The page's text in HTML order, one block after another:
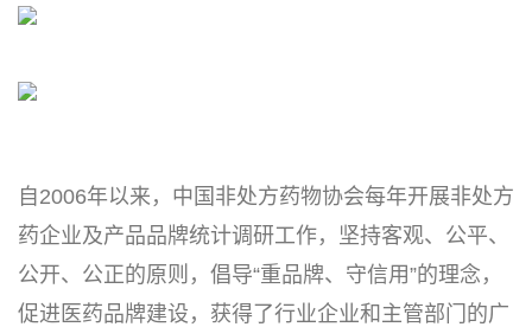
自2006年以来，中国非处方药物协会每年开展非处方
药企业及产品品牌统计调研工作，坚持客观、公平、
公开、公正的原则，倡导“重品牌、守信用”的理念，
促进医药品牌建设，获得了行业企业和主管部门的广